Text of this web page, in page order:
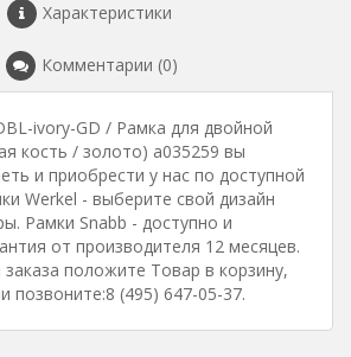
Характеристики
Комментарии (0)
ivory-GD / Рамка для двойной
кость / золото) a035259 вы
и приобрести у нас по доступной
Werkel - выберите свой дизайн
Рамки Snabb - доступно и
от производителя 12 месяцев.
положите Товар в корзину,
позвоните:8 (495) 647-05-37.